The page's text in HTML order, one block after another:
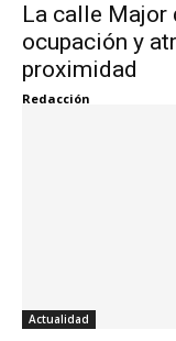
La calle Major
ocupación y
proximidad
Redacción
Actualidad